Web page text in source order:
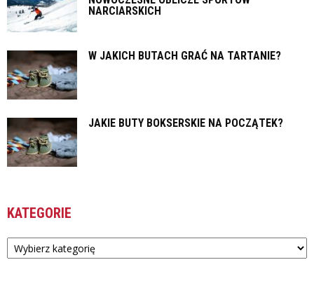
NARCIARSKICH
W JAKICH BUTACH GRAĆ NA TARTANIE?
JAKIE BUTY BOKSERSKIE NA POCZĄTEK?
KATEGORIE
Kategorie